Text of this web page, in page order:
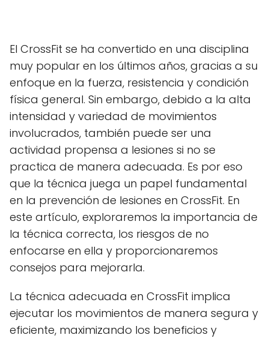
El CrossFit se ha convertido en una disciplina
muy popular en los últimos años, gracias a su
enfoque en la fuerza, resistencia y condición
física general. Sin embargo, debido a la alta
intensidad y variedad de movimientos
involucrados, también puede ser una
actividad propensa a lesiones si no se
practica de manera adecuada. Es por eso
que la técnica juega un papel fundamental
en la prevención de lesiones en CrossFit. En
este artículo, exploraremos la importancia de
la técnica correcta, los riesgos de no
enfocarse en ella y proporcionaremos
consejos para mejorarla.
La técnica adecuada en CrossFit implica
ejecutar los movimientos de manera segura y
eficiente, maximizando los beneficios y